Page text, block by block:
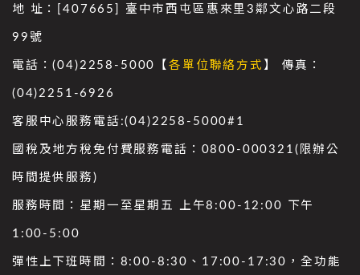
地 址：[407665] 臺中市西屯區惠來里3鄰文心路二段
99號
電話：(04)2258-5000【各單位聯絡方式 】 傳真：
(04)2251-6926
客服中心服務電話:(04)2258-5000#1
國稅及地方稅免付費服務電話：0800-000321(限辦公
時間提供服務)
服務時間：星期一至星期五 上午8:00-12:00 下午
1:00-5:00
彈性上下班時間：8:00-8:30、17:00-17:30，全功能